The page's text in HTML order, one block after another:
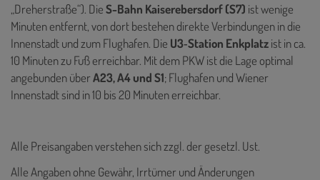
„Dreherstraße“). DieS-Bahn Kaiserebersdorf (S7) ist wenige
Minuten entfernt, von dort bestehen direkte Verbindungen in die
Innenstadt und zum Flughafen. Die U3‑Station Enkplatzist in ca.
10 Minuten zu Fuß erreichbar. Mit dem PKW ist die Lage optimal
angebunden überA23, A4 und S1; Flughafen und Wiener
Innenstadt sind in 10 bis 20 Minuten erreichbar.
Alle Preisangaben verstehen sich zzgl. der gesetzl. Ust.
Alle Angaben ohne Gewähr, Irrtümer und Änderungen